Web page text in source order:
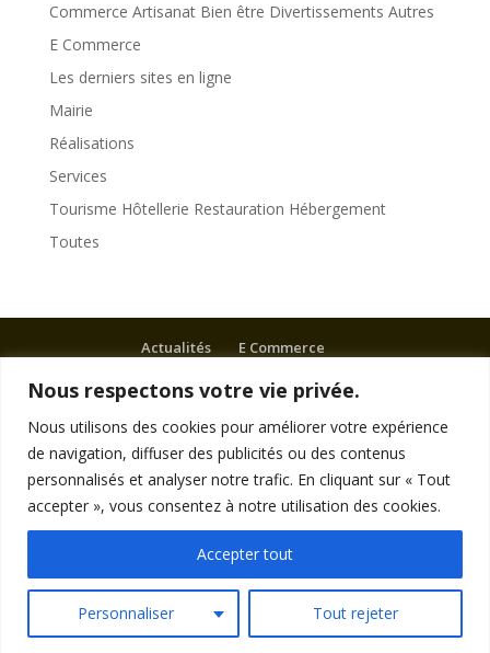
Nous respectons votre vie privée.
Nous utilisons des cookies pour améliorer votre expérience
de navigation, diffuser des publicités ou des contenus
personnalisés et analyser notre trafic. En cliquant sur « Tout
accepter », vous consentez à notre utilisation des cookies.
Personnaliser Tout rejeter
Accepter tout
Commerce Artisanat Bien être Divertissements Autres
E Commerce
Les derniers sites en ligne
Mairie
Réalisations
Services
Tourisme Hôtellerie Restauration Hébergement
Toutes
Actualités
E Commerce
Services
Mairies
Commerce Artisanat Bien-être Divertissements
Autres
Associations
Politique de cookies
Politique de confidentialité
Mentions légales
Plan du site
Copyright : LCVNET 2023